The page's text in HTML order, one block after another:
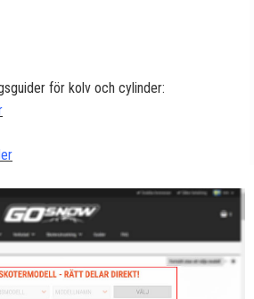
för kolv och cylinder: